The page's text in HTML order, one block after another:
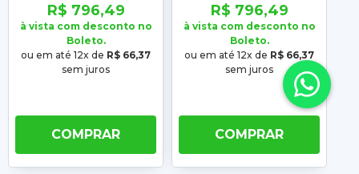
R$ 796,49
à vista com desconto no
Boleto.
ou em até 12x de R$ 66,37
sem juros
COMPRAR
R$ 796,49
à vista com desconto no
Boleto.
ou em até 12x de R$ 66,37
sem juros
COMPRAR